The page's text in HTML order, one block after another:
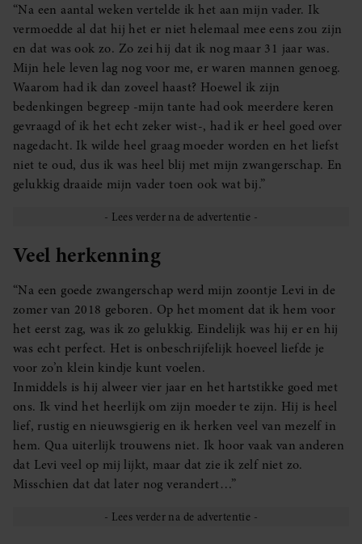
“Na een aantal weken vertelde ik het aan mijn vader. Ik
vermoedde al dat hij het er niet helemaal mee eens zou zijn
en dat was ook zo. Zo zei hij dat ik nog maar 31 jaar was.
Mijn hele leven lag nog voor me, er waren mannen genoeg.
Waarom had ik dan zoveel haast? Hoewel ik zijn
bedenkingen begreep -mijn tante had ook meerdere keren
gevraagd of ik het echt zeker wist-, had ik er heel goed over
nagedacht. Ik wilde heel graag moeder worden en het liefst
niet te oud, dus ik was heel blij met mijn zwangerschap. En
gelukkig draaide mijn vader toen ook wat bij.”
Veel herkenning
“Na een goede zwangerschap werd mijn zoontje Levi in de
zomer van 2018 geboren. Op het moment dat ik hem voor
het eerst zag, was ik zo gelukkig. Eindelijk was hij er en hij
was echt perfect. Het is onbeschrijfelijk hoeveel liefde je
voor zo’n klein kindje kunt voelen.
Inmiddels is hij alweer vier jaar en het hartstikke goed met
ons. Ik vind het heerlijk om zijn moeder te zijn. Hij is heel
lief, rustig en nieuwsgierig en ik herken veel van mezelf in
hem. Qua uiterlijk trouwens niet. Ik hoor vaak van anderen
dat Levi veel op mij lijkt, maar dat zie ik zelf niet zo.
Misschien dat dat later nog verandert…”